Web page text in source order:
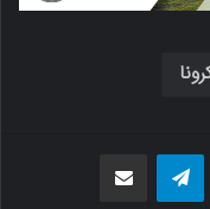
اپ تلگرام